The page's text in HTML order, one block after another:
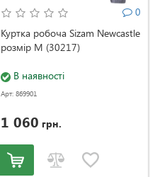
0
Куртка робоча Sizam Newcastle
розмір M (30217)
В наявності
Арт: 869901
1 060 грн.